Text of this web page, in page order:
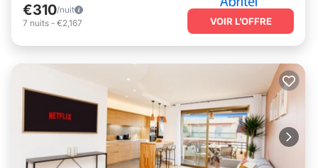
€310/nuit
7 nuits - €2,167 VOIR L’OFFRE